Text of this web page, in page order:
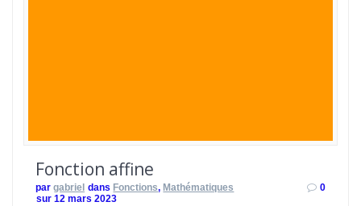
Fonction affine
par gabriel dans Fonctions, Mathématiques
sur 12 mars 2023
0